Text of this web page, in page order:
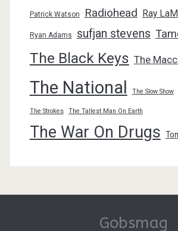
Patrick Watson Radiohead Ray
Ryan Adams sufjan stevens
The Black Keys The
The National The Slow Show
The Strokes The Tallest Man On Earth
The War On Drugs
Gobsmag